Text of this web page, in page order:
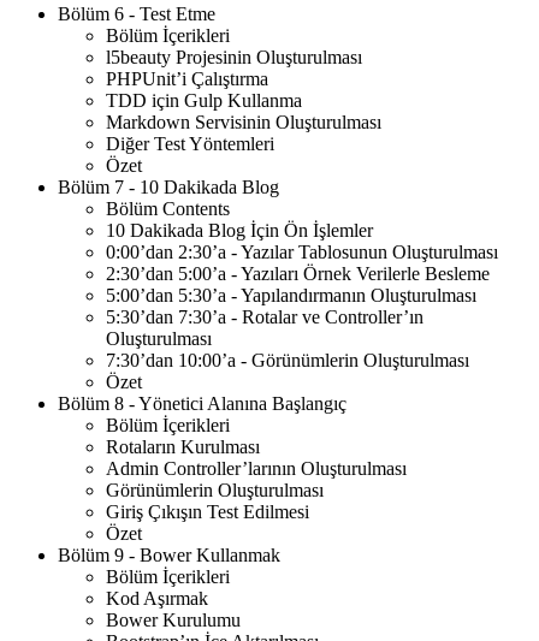
Bölüm 6 - Test Etme
Bölüm İçerikleri
l5beauty Projesinin Oluşturulması
PHPUnit’i Çalıştırma
TDD için Gulp Kullanma
Markdown Servisinin Oluşturulması
Diğer Test Yöntemleri
Özet
Bölüm 7 - 10 Dakikada Blog
Bölüm Contents
10 Dakikada Blog İçin Ön İşlemler
0:00’dan 2:30’a - Yazılar Tablosunun Oluşturulması
2:30’dan 5:00’a - Yazıları Örnek Verilerle Besleme
5:00’dan 5:30’a - Yapılandırmanın Oluşturulması
5:30’dan 7:30’a - Rotalar ve Controller’ın
Oluşturulması
7:30’dan 10:00’a - Görünümlerin Oluşturulması
Özet
Bölüm 8 - Yönetici Alanına Başlangıç
Bölüm İçerikleri
Rotaların Kurulması
Admin Controller’larının Oluşturulması
Görünümlerin Oluşturulması
Giriş Çıkışın Test Edilmesi
Özet
Bölüm 9 - Bower Kullanmak
Bölüm İçerikleri
Kod Aşırmak
Bower Kurulumu